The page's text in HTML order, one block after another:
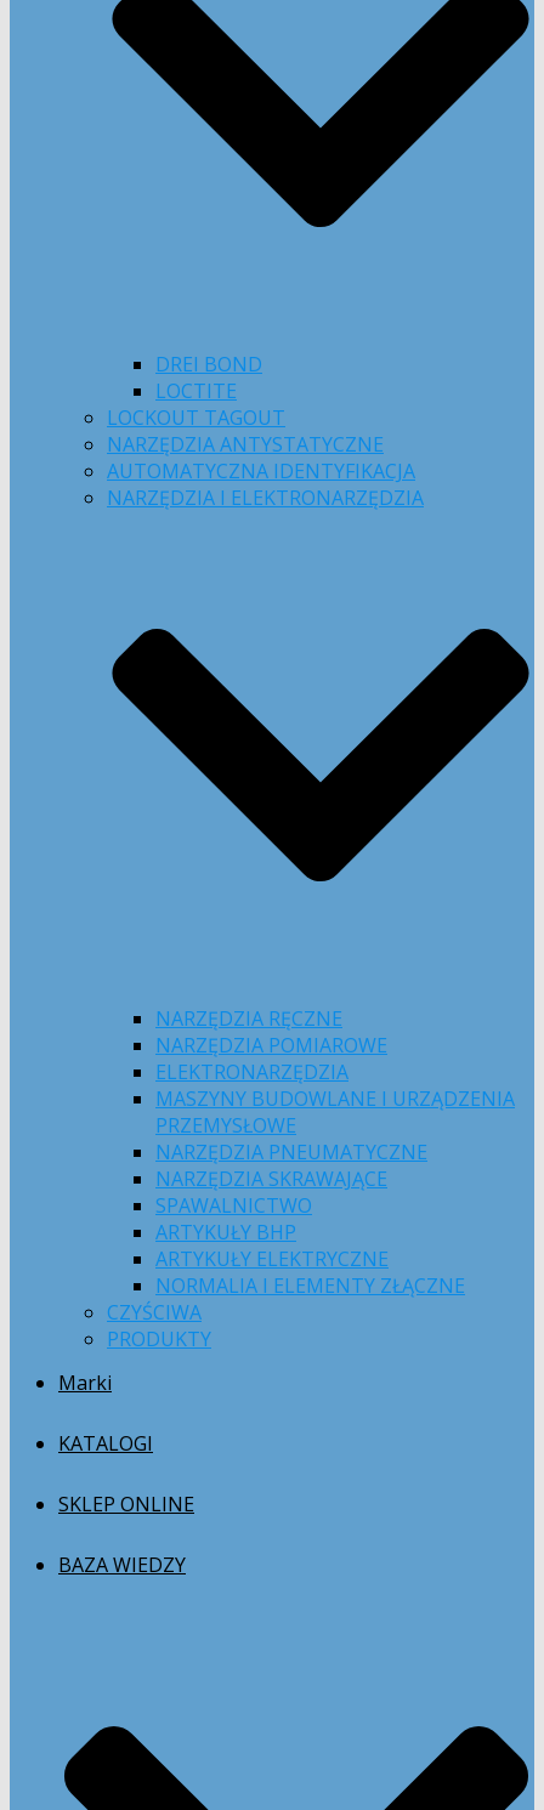
DREI BOND
LOCTITE
LOCKOUT TAGOUT
NARZĘDZIA ANTYSTATYCZNE
AUTOMATYCZNA IDENTYFIKACJA
NARZĘDZIA I ELEKTRONARZĘDZIA
NARZĘDZIA RĘCZNE
NARZĘDZIA POMIAROWE
ELEKTRONARZĘDZIA
MASZYNY BUDOWLANE I URZĄDZENIA
PRZEMYSŁOWE
NARZĘDZIA PNEUMATYCZNE
NARZĘDZIA SKRAWAJĄCE
SPAWALNICTWO
ARTYKUŁY BHP
ARTYKUŁY ELEKTRYCZNE
NORMALIA I ELEMENTY ZŁĄCZNE
CZYŚCIWA
PRODUKTY
Marki
KATALOGI
SKLEP ONLINE
BAZA WIEDZY